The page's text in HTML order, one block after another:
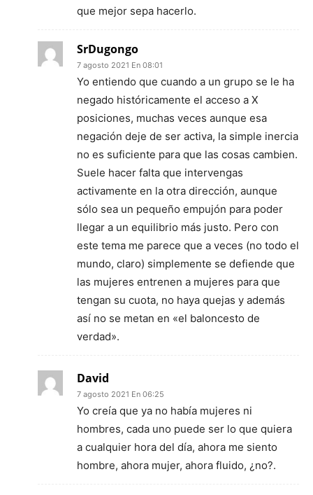
que mejor sepa hacerlo.
SrDugongo
7 agosto 2021 En 08:01
Yo entiendo que cuando a un grupo se le ha
negado históricamente el acceso a X
posiciones, muchas veces aunque esa
negación deje de ser activa, la simple inercia
no es suficiente para que las cosas cambien.
Suele hacer falta que intervengas
activamente en la otra dirección, aunque
sólo sea un pequeño empujón para poder
llegar a un equilibrio más justo. Pero con
este tema me parece que a veces (no todo el
mundo, claro) simplemente se defiende que
las mujeres entrenen a mujeres para que
tengan su cuota, no haya quejas y además
así no se metan en «el baloncesto de
verdad».
David
7 agosto 2021 En 06:25
Yo creía que ya no había mujeres ni
hombres, cada uno puede ser lo que quiera
a cualquier hora del día, ahora me siento
hombre, ahora mujer, ahora fluido, ¿no?.